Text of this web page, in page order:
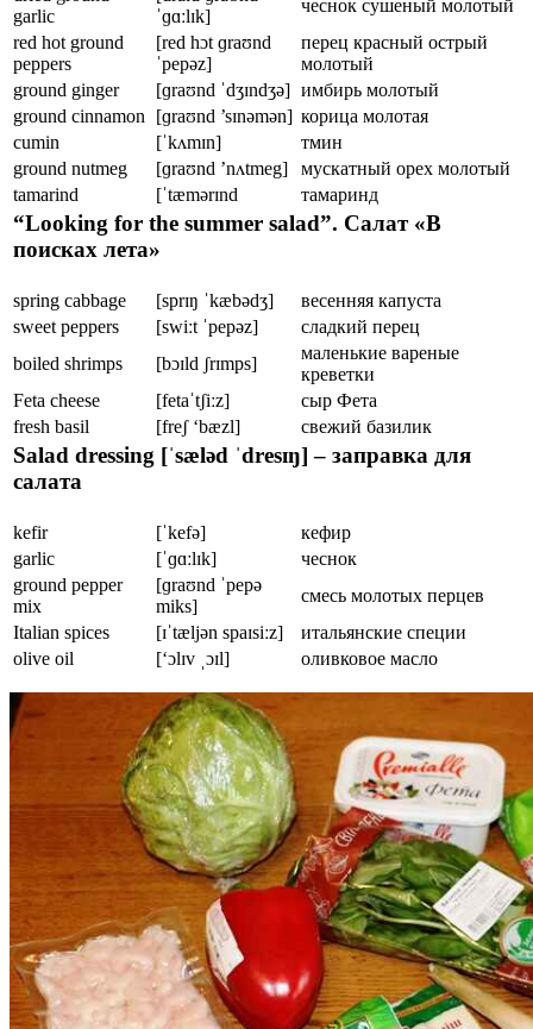
garlic
ˈɡɑːlɪk]
чеснок сушеный молотый
red hot ground
peppers
[red hɔt ɡraʊnd
ˈpepəz]
перец красный острый
молотый
ground ginger
[ɡraʊnd ˈdʒɪndʒə] имбирь молотый
ground cinnamon
[ɡraʊnd ’sɪnəmən] корица молотая
cumin
[ˈkʌmɪn]
тмин
ground nutmeg
[ɡraʊnd ’nʌtmeg]
мускатный орех молотый
tamarind
[ˈtæmərɪnd тамаринд
“Looking for the summer salad”. Салат «В
поисках лета»
spring cabbage [sprɪŋ ˈkæbədʒ]
весенняя капуста
sweet peppers
[swiːt ˈpepəz]
сладкий перец
boiled shrimps
[bɔɪld ʃrɪmps]
маленькие вареные
креветки
Feta cheese
[fetaˈtʃiːz]
сыр Фета
fresh basil
[freʃ ‘bæzl] свежий базилик
Salad dressing [ˈsæləd ˈdresɪŋ] – заправка для
салата
kefir [ˈkefə]
кефир
garlic
[ˈɡɑːlɪk]
чеснок
ground pepper
mix
[ɡraʊnd ˈpepə
miks]
смесь молотых перцев
Italian spices
[ɪˈtæljən spaɪsiːz]
итальянские специи
olive oil
[‘ɔlɪv ˌɔɪl] оливковое масло